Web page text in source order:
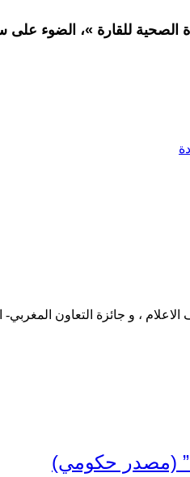
الصحية للقارة »، الضوء على
، و جائزة التعاون المغربي-
(مصدر حكومي)